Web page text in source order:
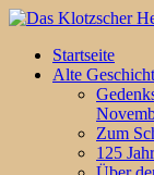
Startseite
Alte
Zum
125